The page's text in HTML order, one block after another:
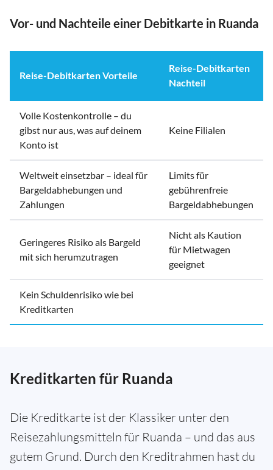
Vor- und Nachteile einer Debitkarte in Ruanda
Reise-Debitkarten Vorteile
Reise-Debitkarten
Nachteil
Volle Kostenkontrolle – du
gibst nur aus, was auf deinem
Konto ist
Keine Filialen
Weltweit einsetzbar – ideal für
Bargeldabhebungen und
Zahlungen
Limits für
gebührenfreie
Bargeldabhebungen
Geringeres Risiko als Bargeld
mit sich herumzutragen
Nicht als Kaution
für Mietwagen
geeignet
Kein Schuldenrisiko wie bei
Kreditkarten
Kreditkarten für Ruanda
Die Kreditkarte ist der Klassiker unter den
Reisezahlungsmitteln für Ruanda – und das aus
gutem Grund. Durch den Kreditrahmen hast du